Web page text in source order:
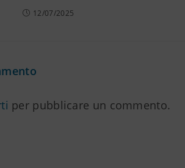
12/07/2025
per pubblicare un commento.